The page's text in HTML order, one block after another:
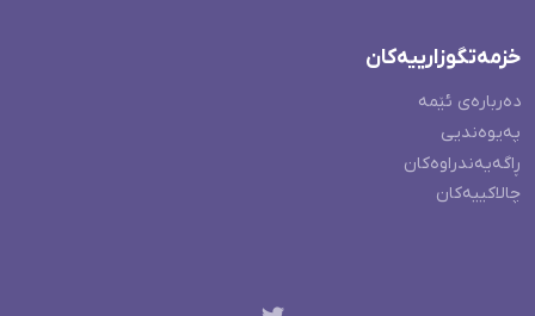
خزمەتگوزارییەکان
دەربارەی ئێمە
پەیوەندیی
ڕاگەیەندراوەکان
چالاکییەکان